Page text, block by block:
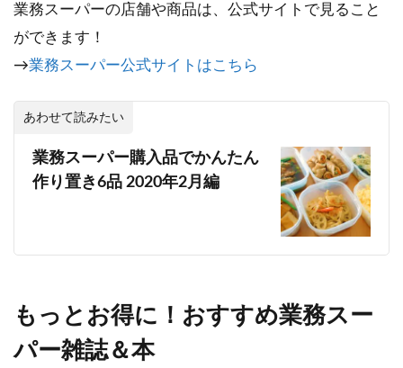
業務スーパーの店舗や商品は、公式サイトで見ること
ができます！
→業務スーパー公式サイトはこちら
あわせて読みたい
業務スーパー購入品でかんたん
作り置き6品 2020年2月編
もっとお得に！おすすめ業務スー
パー雑誌＆本